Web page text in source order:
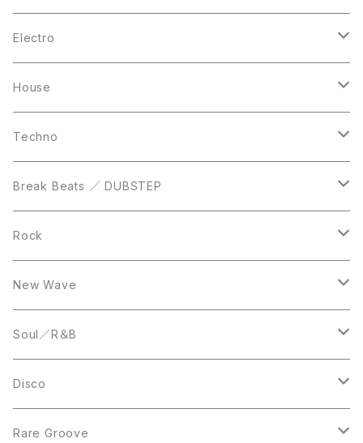
10inch
Casette Tape
CD
LP
LP
12inch
DVD
Electro
12inch
LP
House
LP
12inch
10inch
Techno
12inch
LP
Break Beats ／ DUBSTEP
12inch
LP
Rock
12inch
LP
New Wave
12inch
LP
Soul／R＆B
LP
12inch
Disco
7inch
Rare Groove